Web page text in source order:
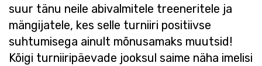
suur tänu neile abivalmitele treeneritele ja
mängijatele, kes selle turniiri positiivse
suhtumisega ainult mõnusamaks muutsid!
Kõigi turniiripäevade jooksul saime näha imelisi